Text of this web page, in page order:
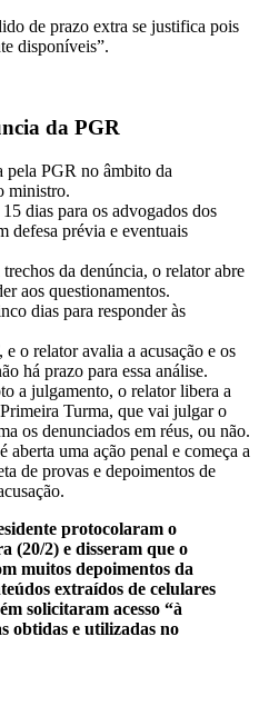
de prazo extra se justifica pois
disponíveis”.
da PGR
pela PGR no âmbito da
ministro.
dias para os advogados dos
defesa prévia e eventuais
da denúncia, o relator abre
aos questionamentos.
dias para responder às
o relator avalia a acusação e os
há prazo para essa análise.
a julgamento, o relator libera a
Turma, que vai julgar o
os denunciados em réus, ou não.
aberta uma ação penal e começa a
de provas e depoimentos de
protocolaram o
(20/2) e disseram que o
muitos depoimentos da
extraídos de celulares
solicitaram acesso “à
obtidas e utilizadas no